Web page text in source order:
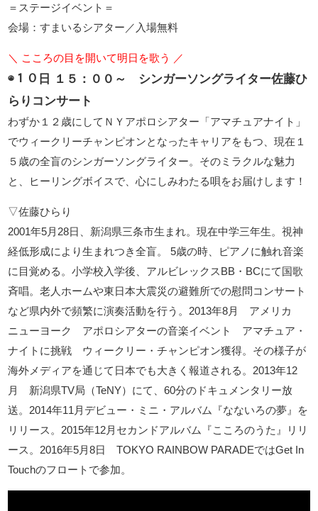
＝ステージイベント＝
会場：すまいるシアター／入場無料
＼ こころの目を開いて明日を歌う ／
◉１０日 １５：００～ シンガーソングライター佐藤ひ
らりコンサート
わずか１２歳にしてＮＹアポロシアター「アマチュアナイト」
でウィークリーチャンピオンとなっ­たキャリアをもつ、現在１
５歳の全盲のシンガーソングライター。そのミラクルな魅力
と、ヒーリングボイスで、心にしみわたる唄をお届けします！
▽佐藤ひらり
2001年5月28日、新潟県三条市生まれ。現在中学三年生。視神
経低形成により生まれつき全盲。 5歳の時、ピアノに触れ音楽
に目覚める。小学校入学後、アルビレックスBB・BCにて国歌
斉唱。老人ホームや東日本大震災の避難所での慰問コンサート
など県内外で頻繁に演奏活動を行う。2013年8月 アメリカ
ニューヨーク アポロシアターの音楽イベント アマチュア・
ナイトに挑戦 ウィークリー・チャンピオン獲得。その様子が
海外メディアを通じて日本でも大きく報道される。2013年12
月 新潟県TV局（TeNY）にて、60分のドキュメンタリー放
送。2014年11月デビュー・ミニ・アルバム『なないろの夢』を
リリース。2015年12月セカンドアルバム『こころのうた』リリ
ース。2016年5月8日 TOKYO RAINBOW PARADEではGet In
Touchのフロートで参加。